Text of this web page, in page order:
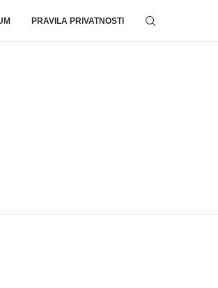
PRAVILA PRIVATNOSTI